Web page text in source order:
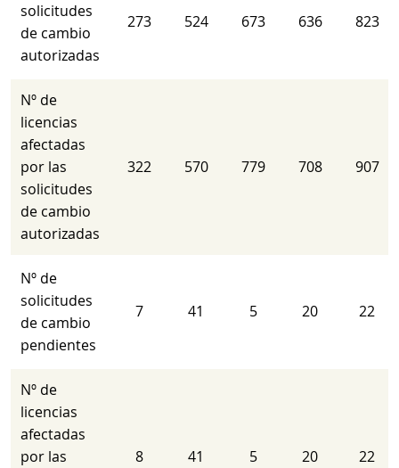
solicitudes
de cambio
autorizadas
273 524 673 636 823
Nº de
licencias
afectadas
por las
solicitudes
de cambio
autorizadas
322 570 779 708 907
Nº de
solicitudes
de cambio
pendientes
7 41 5 20 22
Nº de
licencias
afectadas
por las
8 41 5 20 22